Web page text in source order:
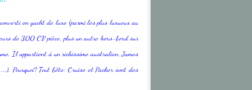
en yacht de luxe (parmi les plus luxueux au
de 300 CV pièce, plus un autre hors-bord sur
Il appartient à un richissime australien, James
Pourquoi? Tout bête: Cruise et Packer sont des